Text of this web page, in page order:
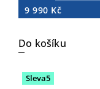
9 990 Kč
Do košíku
Sleva5